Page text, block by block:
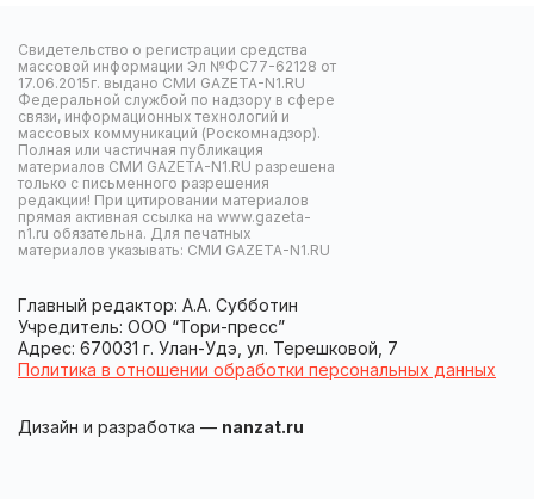
Свидетельство о регистрации средства
массовой информации Эл №ФС77-62128 от
17.06.2015г. выдано СМИ GAZETA-N1.RU
Федеральной службой по надзору в сфере
связи, информационных технологий и
массовых коммуникаций (Роскомнадзор).
Полная или частичная публикация
материалов СМИ GAZETA-N1.RU разрешена
только с письменного разрешения
редакции! При цитировании материалов
прямая активная ссылка на www.gazeta-
n1.ru обязательна. Для печатных
материалов указывать: СМИ GAZETA-N1.RU
Главный редактор: А.А. Субботин
Учредитель: ООО “Тори-пресс”
Адрес: 670031 г. Улан-Удэ, ул. Терешковой, 7
Политика в отношении обработки персональных данных
Дизайн и разработка — nanzat.ru